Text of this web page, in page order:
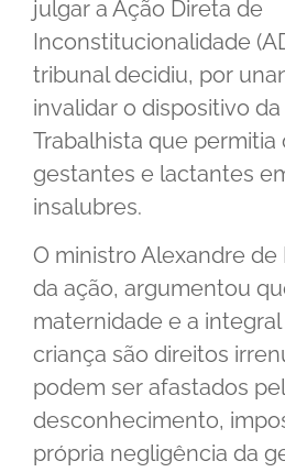
julgar a Ação Direta de
Inconstitucionalidade
tribunal decidiu, por
invalidar o dispositivo
Trabalhista que permitia
gestantes e lactantes
insalubres.
O ministro Alexandre
da ação, argumentou
maternidade e a
criança são direitos
podem ser afastados
desconhecimento,
própria negligência da